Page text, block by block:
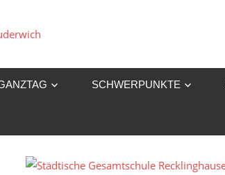
Gesamtschule
Suderwich
SCHWERPUNKTE